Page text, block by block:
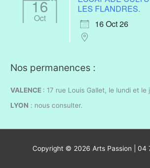
16
Oct
LES FLANDRES.
16 Oct 26
Nos permanences :
VALENCE : 17 rue Louis Gallet, le lundi et le
LYON : nous consulter.
Copyright © 2026 Arts Passion | 04